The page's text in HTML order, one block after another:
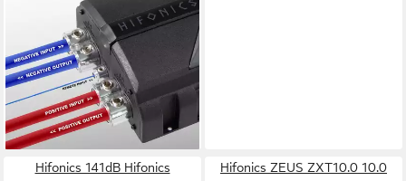
5 Farad Hybrid
Pufferkondensator Auto-
Subwoofer
179,00 €
16,35 €mtl. in 12 Raten
lieferbar - in 2-3 Werktagen bei dir
Hifonics 141dB Hifonics
Hifonics ZEUS ZXT10.0 10.0